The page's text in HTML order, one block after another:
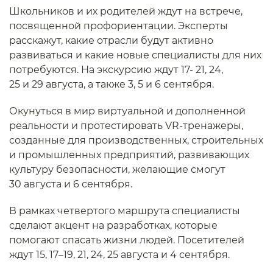
Школьников и их родителей ждут на встрече,
посвященной профориентации. Эксперты
расскажут, какие отрасли будут активно
развиваться и какие новые специалисты для них
потребуются. На экскурсию ждут 17- 21, 24,
25 и 29 августа, а также 3, 5 и 6 сентября.
Окунуться в мир виртуальной и дополненной
реальности и протестировать VR-тренажеры,
созданные для производственных, строительных
и промышленных предприятий, развивающих
культуру безопасности, желающие смогут
30 августа и 6 сентября.
В рамках четвертого маршрута специалисты
сделают акцент на разработках, которые
помогают спасать жизни людей. Посетителей
ждут 15, 17–19, 21, 24, 25 августа и 4 сентября.